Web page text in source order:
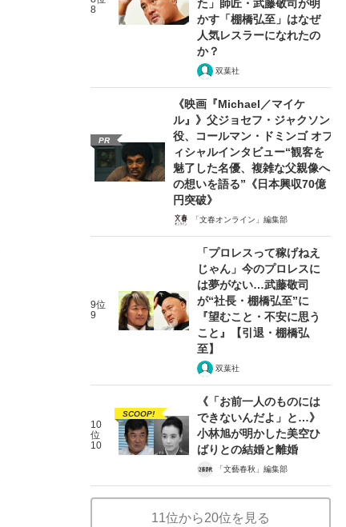
8
た」師匠・武藤敬司が明
かす「棚橋弘至」はなぜ
人気レスラーになれたの
か？
双葉社
PR
《映画『Michael／マイケ
ル』》父ジョセフ・ジャクソン
役、コールマン・ドミンゴ オフ
ィシャルインタビュー“観客を
魅了した名優、複雑な父親像へ
の想いを語る”《日本興収70億
円突破》
「文春オンライン」編集部
9位
9
「プロレスって稼げねえ
じゃん」今のプロレスに
は夢がない…武藤敬司
が“社長・棚橋弘至”に
『望むこと・不安に思う
こと』【引退・棚橋弘
至】
双葉社
10
位
10
SCOOP!
《「お前一人のものには
できないんだよ」と…》
小林旭が明かした美空ひ
ばりとの結婚と離婚
「文藝春秋」編集部
11位から20位を見る